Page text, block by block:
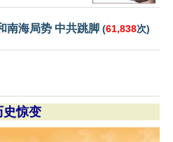
南海局势 中共跳脚 (61,838次)
史惊变